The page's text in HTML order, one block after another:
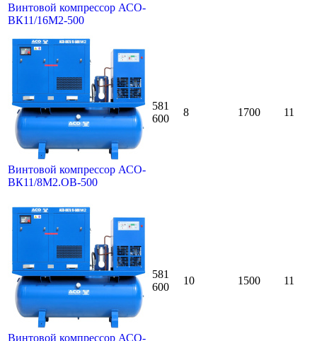
Винтовой компрессор АСО-
ВК11/16М2-500
Винтовой компрессор АСО-
ВК11/8М2.ОВ-500
581
600
8 1700 11
Винтовой компрессор АСО-
581
600
10 1500 11